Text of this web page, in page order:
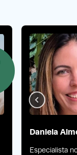
Daniela
Especialista